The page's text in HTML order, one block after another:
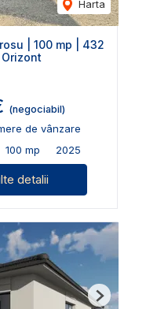
Harta
| 100 mp | 432
(negociabil)
de vânzare
100 mp 2025
detalii
Next